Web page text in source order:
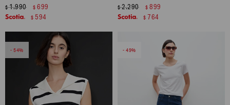
$1.990 $ 699
$ 594
$2.290 $ 899
$ 764
54 49